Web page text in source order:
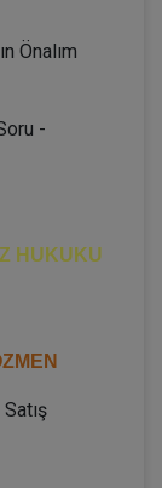
Önalım
-
HUKUKU